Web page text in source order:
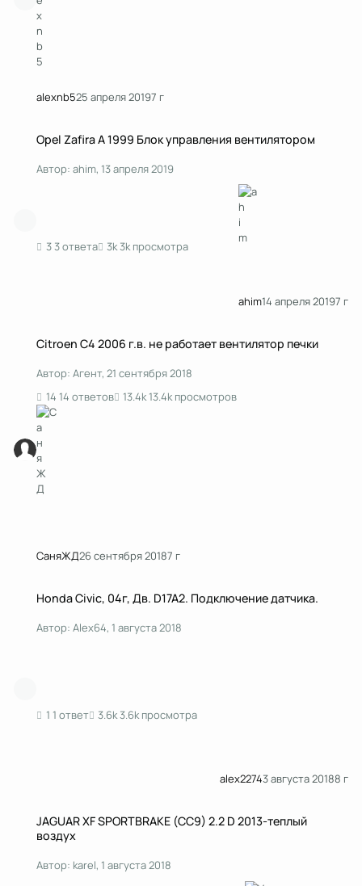
alexnb525 апреля 20197 г
Opel Zafira A 1999 Блок управления вентилятором
Автор: ahim, 13 апреля 2019
3 ответа 3k просмотра
ahim14 апреля 20197 г
Citroen C4 2006 г.в. не работает вентилятор печки
Автор: Агент, 21 сентября 2018
14 ответов
13.4k просмотров
СаняЖД26 сентября 20187 г
Honda Civic, 04г, Дв. D17A2. Подключение датчика.
Автор: Alex64, 1 августа 2018
1 ответ 3.6k просмотра
alex22743 августа 20188 г
JAGUAR XF SPORTBRAKE (CC9) 2.2 D 2013-теплый
воздух
Автор: karel, 1 августа 2018